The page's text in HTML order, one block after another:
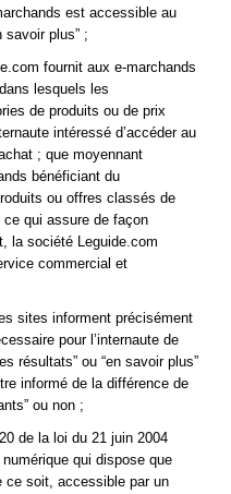
est accessible au
savoir plus” ;
fournit aux e-marchands
lesquels les
de produits ou de prix
intéressé d’accéder au
; que moyennant
bénéficiant du
ou offres classés de
qui assure de façon
la société Leguide.com
commercial et
sites informent précisément
pour l’internaute de
résultats” ou “en savoir plus”
informé de la différence de
ou non ;
de la loi du 21 juin 2004
qui dispose que
ce soit, accessible par un